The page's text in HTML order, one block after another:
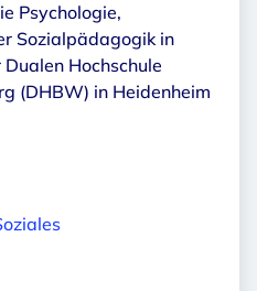
Psychologie,
Sozialpädagogik in
Hochschule
(DHBW) in Heidenheim